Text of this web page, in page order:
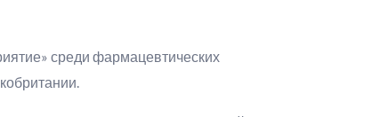
среди фармацевтических